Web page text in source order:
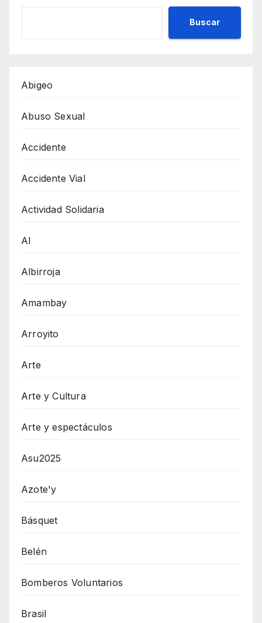
Buscar
Abigeo
Abuso Sexual
Accidente
Accidente Vial
Actividad Solidaria
AI
Albirroja
Amambay
Arroyito
Arte
Arte y Cultura
Arte y espectáculos
Asu2025
Azote'y
Básquet
Belén
Bomberos Voluntarios
Brasil